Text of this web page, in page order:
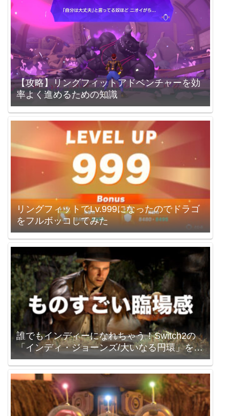
【攻略】リングフィットアドベンチャーを効
率よく進めるための知識
リングフィットでLv.999になったのでドラゴ
をフルボッコしてみた
誰でもインディーになれちゃう！Switch2の
「インディ・ジョーンズ/大いなる円環」を買
いました。